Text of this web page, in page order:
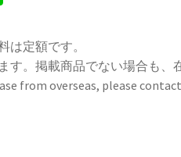
n
e
は定額です。
す。掲載商品でない場合も、
from overseas, please